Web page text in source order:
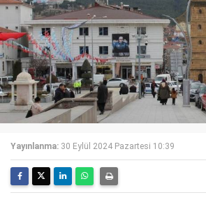
Yayınlanma: 30 Eylül 2024 Pazartesi 10:39